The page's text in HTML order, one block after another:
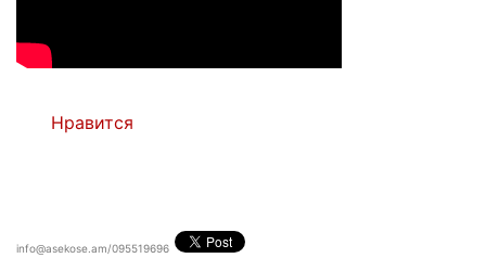
Нравится
info@asekose.am/095519696